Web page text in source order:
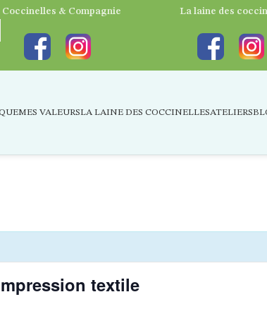
MES VALEURSLA LAINE DES COCCINELLESATELIERS
textile
Coccinelles & Compagnie La laine des